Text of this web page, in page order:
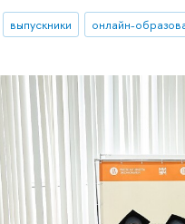
выпускники онлайн-